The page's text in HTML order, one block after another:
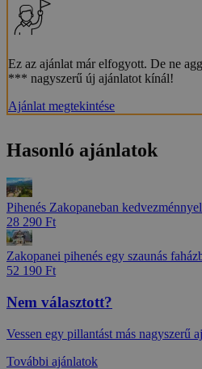
Ez az ajánlat már elfogyott. De ne
*** nagyszerű új ajánlatot kínál!
Ajánlat megtekintése
Hasonló ajánlatok
Pihenés Zakopaneban kedvezménnyel
28 290 Ft
Zakopanei pihenés egy szaunás
52 190 Ft
Nem választott?
Vessen egy pillantást más nagyszerű
További ajánlatok